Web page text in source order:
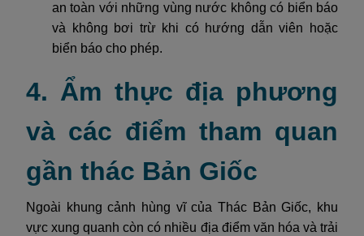
an toàn với những vùng nước không có biển báo
và không bơi trừ khi có hướng dẫn viên hoặc
biển báo cho phép.
4. Ẩm thực địa phương
và các điểm tham quan
gần thác Bản Giốc
Ngoài khung cảnh hùng vĩ của Thác Bản Giốc, khu
vực xung quanh còn có nhiều địa điểm văn hóa và trải